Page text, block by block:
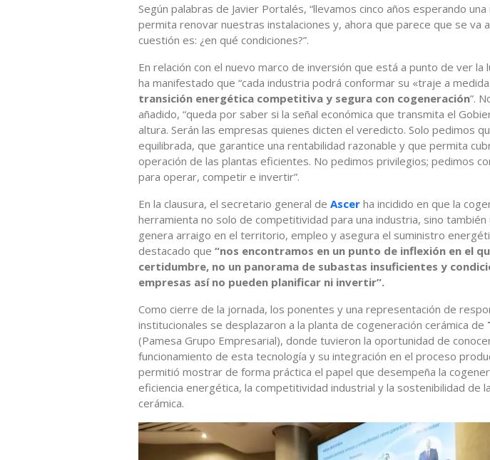
Según palabras de Javier Portalés, “llevamos cinco años esperando
permita renovar nuestras instalaciones y, ahora que parece que se va
cuestión es: ¿en qué condiciones?”.
En relación con el nuevo marco de inversión que está a punto de ver la
ha manifestado que “cada industria podrá conformar su «traje a
transición energética competitiva y segura con cogeneración”.
añadido, “queda por saber si la señal económica que transmita el
altura. Serán las empresas quienes dicten el veredicto. Solo pedimos
equilibrada, que garantice una rentabilidad razonable y que permita
operación de las plantas eficientes. No pedimos privilegios; pedimos
para operar, competir e invertir”.
En la clausura, el secretario general de Ascer ha incidido en que la
herramienta no solo de competitividad para una industria, sino también
genera arraigo en el territorio, empleo y asegura el suministro
destacado que “nos encontramos en un punto de inflexión en el
certidumbre, no un panorama de subastas insuficientes y
empresas así no pueden planificar ni invertir”.
Como cierre de la jornada, los ponentes y una representación de
institucionales se desplazaron a la planta de cogeneración cerámica de
(Pamesa Grupo Empresarial), donde tuvieron la oportunidad de
funcionamiento de esta tecnología y su integración en el proceso
permitió mostrar de forma práctica el papel que desempeña la
eficiencia energética, la competitividad industrial y la sostenibilidad de
cerámica.